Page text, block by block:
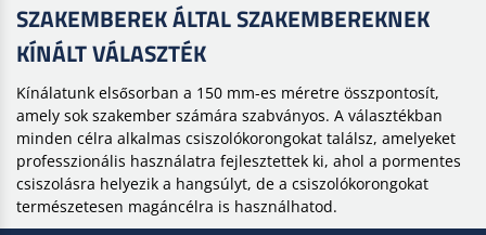
SZAKEMBEREK ÁLTAL SZAKEMBEREKNEK
KÍNÁLT VÁLASZTÉK
Kínálatunk elsősorban a 150 mm-es méretre összpontosít,
amely sok szakember számára szabványos. A választékban
minden célra alkalmas csiszolókorongokat találsz, amelyeket
professzionális használatra fejlesztettek ki, ahol a pormentes
csiszolásra helyezik a hangsúlyt, de a csiszolókorongokat
természetesen magáncélra is használhatod.